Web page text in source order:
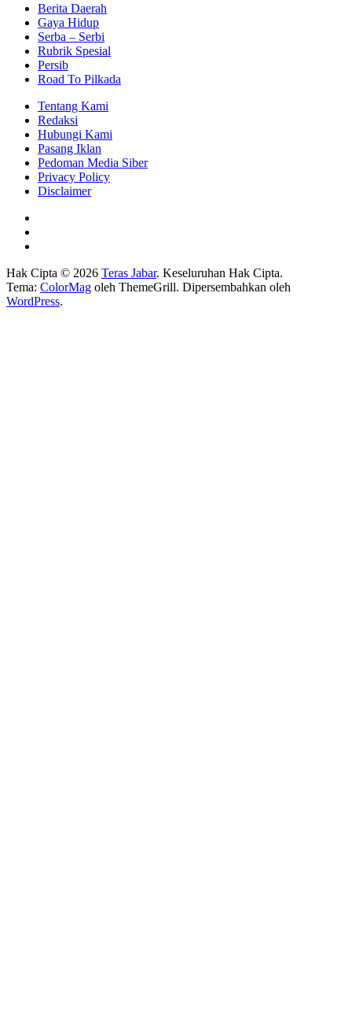
Berita Daerah
Gaya Hidup
Serba – Serbi
Rubrik Spesial
Persib
Road To Pilkada
Tentang Kami
Redaksi
Hubungi Kami
Pasang Iklan
Pedoman Media Siber
Privacy Policy
Disclaimer
Hak Cipta © 2026 Teras Jabar. Keseluruhan Hak Cipta.
Tema: ColorMag oleh ThemeGrill. Dipersembahkan oleh
WordPress.